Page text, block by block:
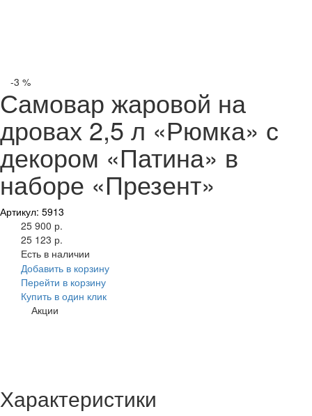
-3 %
Самовар жаровой на
дровах 2,5 л «Рюмка» с
декором «Патина» в
наборе «Презент»
Артикул: 5913
25 900 р.
25 123 р.
Есть в наличии
Добавить в корзину
Перейти в корзину
Купить в один клик
Акции
Характеристики